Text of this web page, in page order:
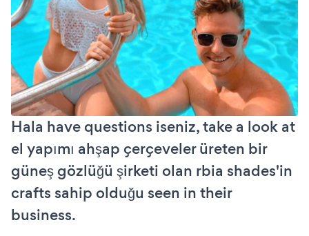
Hala have questions iseniz, take a look at
el yapımı ahşap çerçeveler üreten bir
güneş gözlüğü şirketi olan rbia shades'in
crafts sahip olduğu seen in their
business.